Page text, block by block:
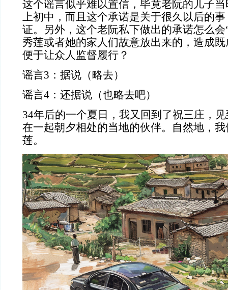
这个谣言似乎难以置信，毕竟老阮的儿子
上初中，而且这个承诺是关于很久以后的
证。另外，这个老阮私下做出的承诺怎么会
秀莲或者她的家人们故意放出来的，造成
便于让众人监督履行？
谣言3 ：据说（略去）
谣言4 ：还据说（也略去吧）
34年后的一个夏日，我又回到了祝三庄，
在一起朝夕相处的当地的伙伴。自然地，
莲。